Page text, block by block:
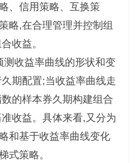
、信用策略、互换策
略,在合理管理并控制组
收益。
测收益率曲线的形状和变
期配置;当收益率曲线走
的样本券久期构建组合
收益。具体来看,又分为
和基于收益率曲线变化
式策略。